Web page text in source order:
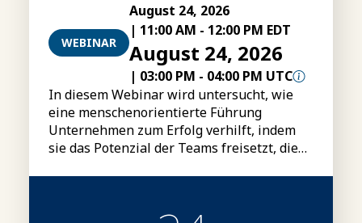
WEBINAR
August 24, 2026
| 11:00 AM - 12:00 PM EDT
August 24, 2026
| 03:00 PM - 04:00 PM UTC
In diesem Webinar wird untersucht, wie
eine menschenorientierte Führung
Unternehmen zum Erfolg verhilft, indem
sie das Potenzial der Teams freisetzt, die